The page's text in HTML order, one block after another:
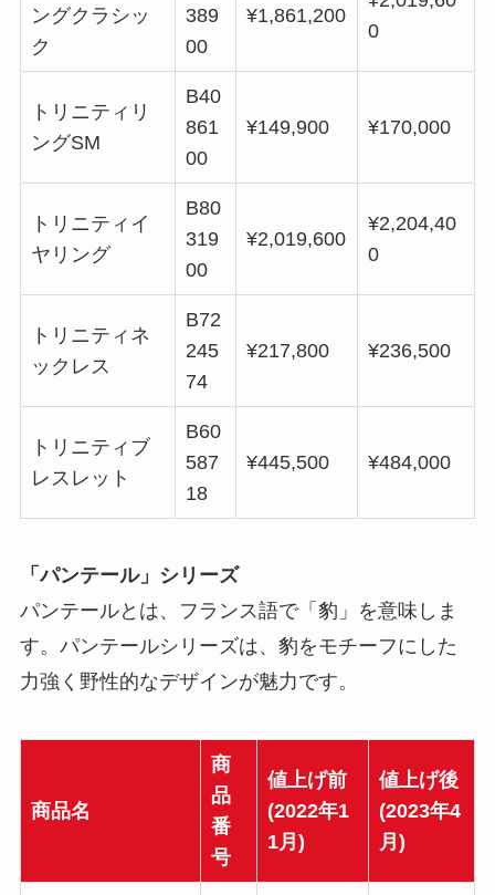
ングクラシッ
ク
389
00
¥1,861,200
0
トリニティリ
ングSM
B40
861
00
¥149,900 ¥170,000
トリニティイ
ヤリング
B80
319
00
¥2,019,600
¥2,204,40
0
トリニティネ
ックレス
B72
245
74
¥217,800 ¥236,500
トリニティブ
レスレット
B60
587
18
¥445,500 ¥484,000
「パンテール」シリーズ
パンテールとは、フランス語で「豹」を意味しま
す。パンテールシリーズは、豹をモチーフにした
力強く野性的なデザインが魅力です。
商品名
商
品
番
号
値上げ前
(2022年1
1月)
値上げ後
(2023年4
月)